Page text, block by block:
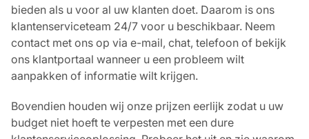
bieden als u voor al uw klanten doet. Daarom is ons
klantenserviceteam 24/7 voor u beschikbaar. Neem
contact met ons op via e-mail, chat, telefoon of bekijk
ons klantportaal wanneer u een probleem wilt
aanpakken of informatie wilt krijgen.
Bovendien houden wij onze prijzen eerlijk zodat u uw
budget niet hoeft te verpesten met een dure